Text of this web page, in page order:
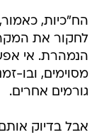
הח"כיות,
לחקור את
הנמהרת. אי
מסוימים, ובו-
גורמים אחרים.
אבל בדיוק